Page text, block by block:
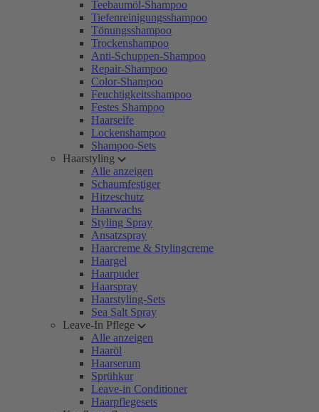
Teebaumöl-Shampoo
Tiefenreinigungsshampoo
Tönungsshampoo
Trockenshampoo
Anti-Schuppen-Shampoo
Repair-Shampoo
Color-Shampoo
Feuchtigkeitsshampoo
Festes Shampoo
Haarseife
Lockenshampoo
Shampoo-Sets
Haarstyling
Alle anzeigen
Schaumfestiger
Hitzeschutz
Haarwachs
Styling Spray
Ansatzspray
Haarcreme & Stylingcreme
Haargel
Haarpuder
Haarspray
Haarstyling-Sets
Sea Salt Spray
Leave-In Pflege
Alle anzeigen
Haaröl
Haarserum
Sprühkur
Leave-in Conditioner
Haarpflegesets